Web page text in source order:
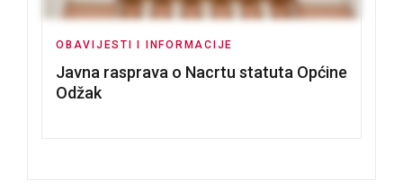
OBAVIJESTI I INFORMACIJE
Javna rasprava o Nacrtu statuta Općine
Odžak